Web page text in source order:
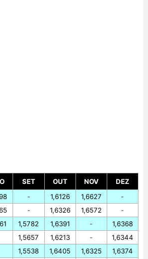
SET OUT NOV
DEZ
-
-
1,5782
1,5657
1,5538
1,6126
1,6326
1,6391
1,6213
1,6405
1,6627
1,6572
-
-
1,6325
-
-
1,6368
1,6344
1,6374